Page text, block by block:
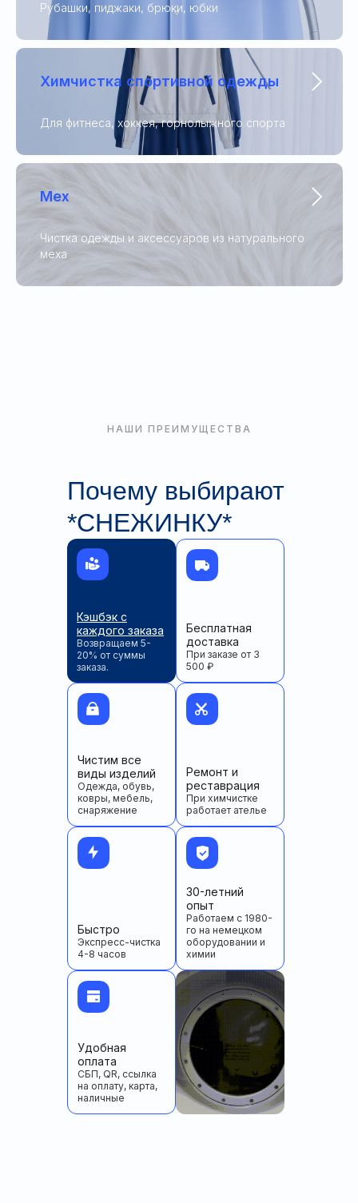
Рубашки, пиджаки, брюки, юбки
Химчистка спортивной одежды
Для фитнеса, хоккея, горнолыжного спорта
Мех
Чистка одежды и аксессуаров из натурального
меха
НАШИ ПРЕИМУЩЕСТВА
Почему выбирают
*СНЕЖИНКУ*
Кэшбэк с
каждого заказа
Возвращаем 5-
20% от суммы
заказа.
Бесплатная
доставка
При заказе от 3
500 ₽
Чистим все
виды изделий
Одежда, обувь,
ковры, мебель,
снаряжение
Ремонт и
реставрация
При химчистке
работает ателье
Быстро
Экспресс-чистка
4-8 часов
30-летний
опыт
Работаем с 1980-
го на немецком
оборудовании и
химии
Удобная
оплата
СБП, QR, ссылка
на оплату, карта,
наличные